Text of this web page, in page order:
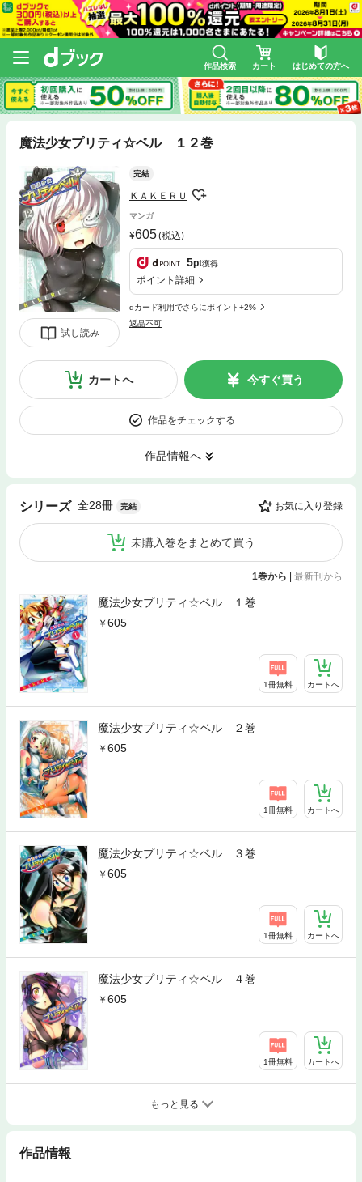
作品検索 カート はじめての方へ
魔法少女プリティ☆ベル １２巻
試し読み
完結
ＫＡＫＥＲＵ
マンガ
605(税込)
5pt獲得
ポイント詳細
dカード利用でさらにポイント+2%
返品不可
カートへ 今すぐ買う
作品をチェックする
作品情報へ
シリーズ 全28冊 完結 お気に入り登録
未購入巻をまとめて買う
1巻から | 最新刊から
魔法少女プリティ☆ベル １巻
605
1冊無料 カートへ
魔法少女プリティ☆ベル ２巻
605
1冊無料 カートへ
魔法少女プリティ☆ベル ３巻
605
1冊無料 カートへ
魔法少女プリティ☆ベル ４巻
605
1冊無料 カートへ
もっと見る
作品情報